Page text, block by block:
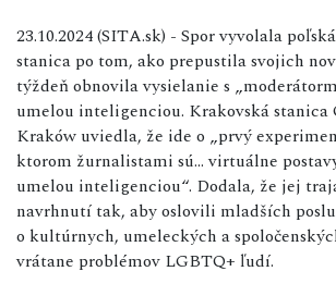
23.10.2024 (SITA.sk) - Spor vyvolala
stanica po tom, ako prepustila svojich
týždeň obnovila vysielanie s
umelou inteligenciou. Krakovská stanica
Kraków uviedla, že ide o „prvý
ktorom žurnalistami sú... virtuálne
umelou inteligenciou“. Dodala, že jej
navrhnutí tak, aby oslovili mladších
o kultúrnych, umeleckých a
vrátane problémov LGBTQ+ ľudí.